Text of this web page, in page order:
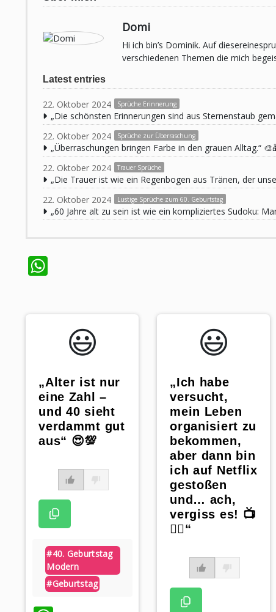
Domi
Hi ich bin’s Dominik. Auf
verschiedenen Themen die mich
Latest entries
22. Oktober 2024 Sprüche Erinnerung
„Die schönsten Erinnerungen sind aus Sternenstaub
22. Oktober 2024
Sprüche zur Überraschung
„Überraschungen bringen Farbe in den grauen Alltag.“
22. Oktober 2024
Trauer Sprüche
„Die Trauer ist wie ein Regenbogen aus Tränen, der
22. Oktober 2024
Lustige Sprüche zum 60. Geburtstag
„60 Jahre alt zu sein ist wie ein kompliziertes Sudoku:
😃️
„Alter ist nur
eine Zahl –
und 40 sieht
verdammt gut
aus“ 😍💯
#40. Geburtstag
Modern
#geburtstag
😃️
„Ich habe
versucht,
mein Leben
organisiert zu
bekommen,
aber dann bin
ich auf Netflix
gestoßen
und… ach,
vergiss es! 📺
🤷‍♀️“